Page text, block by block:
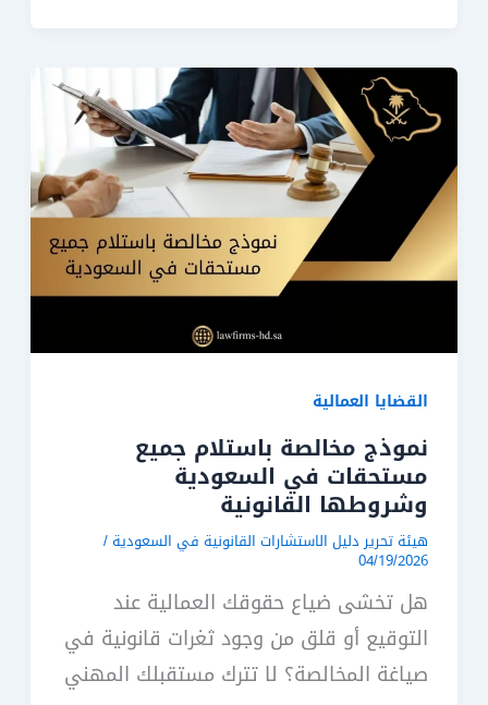
القضايا العمالية
نموذج مخالصة باستلام جميع
مستحقات في السعودية
وشروطها القانونية
هيئة تحرير دليل الاستشارات القانونية في السعودية /
04/19/2026
هل تخشى ضياع حقوقك العمالية عند
التوقيع أو قلق من وجود ثغرات قانونية في
صياغة المخالصة؟ لا تترك مستقبلك المهني